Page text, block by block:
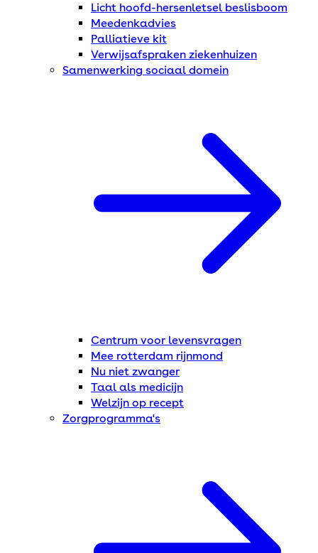
Licht hoofd-hersenletsel beslisboom
Meedenkadvies
Palliatieve kit
Verwijsafspraken ziekenhuizen
Samenwerking sociaal domein
Centrum voor levensvragen
Mee rotterdam rijnmond
Nu niet zwanger
Taal als medicijn
Welzijn op recept
Zorgprogramma's